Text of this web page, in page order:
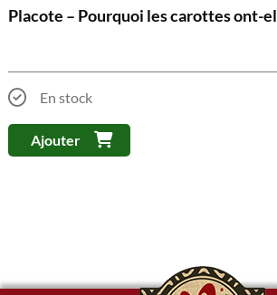
Placote – Pourquoi les carottes ont-
En stock
Ajouter